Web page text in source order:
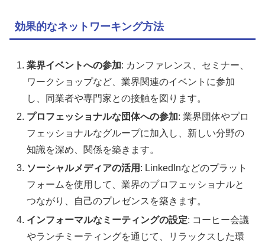
効果的なネットワーキング方法
業界イベントへの参加: カンファレンス、セミナー、
ワークショップなど、業界関連のイベントに参加
し、同業者や専門家との接触を図ります。
プロフェッショナルな団体への参加: 業界団体やプロ
フェッショナルなグループに加入し、新しい分野の
知識を深め、関係を築きます。
ソーシャルメディアの活用 : LinkedInなどのプラット
フォームを使用して、業界のプロフェッショナルと
つながり、自己のプレゼンスを築きます。
インフォーマルなミーティングの設定: コーヒー会議
やランチミーティングを通じて、リラックスした環